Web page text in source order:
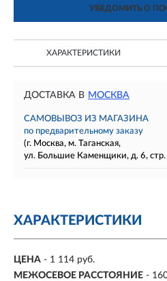
УВЕДОМИТЬ О
ХАРАКТЕРИСТИКИ
ДОСТАВКА В МОСКВА
САМОВЫВОЗ ИЗ МАГАЗИНА
по предварительному заказу
(г. Москва, м. Таганская,
ул. Большие Каменщики, д. 6, стр.
ХАРАКТЕРИСТИКИ
ЦЕНА - 1 114 руб.
МЕЖОСЕВОЕ РАССТОЯНИЕ -